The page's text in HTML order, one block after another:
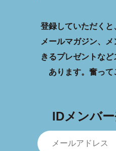
登録していただくと
メールマガジン、
きるプレゼントな
あります。 奮って
IDメンバ